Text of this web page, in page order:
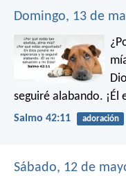
Domingo, 13 de
seguiré alabando. ¡Él
Salmo 42:11 adoración
Sábado, 12 de